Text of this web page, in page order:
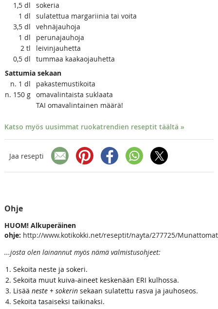
1,5 dl
sokeria
1 dl
sulatettua margariinia tai voita
3,5 dl
vehnäjauhoja
1 dl
perunajauhoja
2 tl
leivinjauhetta
0,5 dl
tummaa kaakaojauhetta
Sattumia sekaan
n. 1 dl
pakastemustikoita
n. 150 g omavalintaista suklaata
TAI omavalintainen määrä!
Katso myös uusimmat ruokatrendien reseptit täältä »
Jaa resepti
Ohje
HUOM! Alkuperäinen
ohje: http://www.kotikokki.net/reseptit/nayta/277725/
...josta olen lainannut myös nämä valmistusohjeet:
Sekoita neste ja sokeri.
Sekoita muut kuiva-aineet keskenään ERI kulhossa.
Lisää neste + sokerinsekaan sulatettu rasva ja jauhoseos.
Sekoita tasaiseksi taikinaksi.